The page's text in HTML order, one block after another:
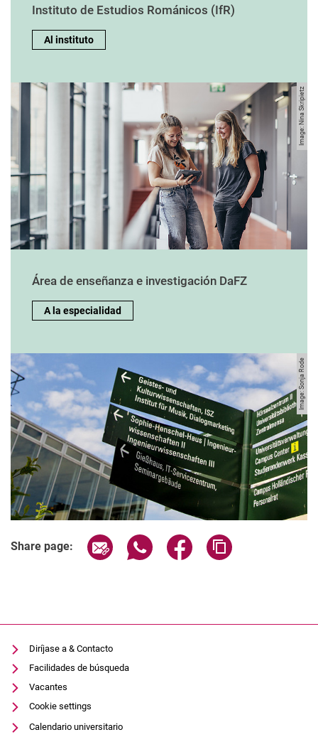
Instituto de Estudios Románicos (IfR)
Al instituto
Image: Nina Skripietz
Área de enseñanza e investigación DaFZ
A la especialidad
Image: Sonja Rode
Share page: Share page via email
Share page via WhatsApp
Share page via
Diríjase a & Contacto
Facilidades de búsqueda
Vacantes
Cookie settings
Calendario universitario